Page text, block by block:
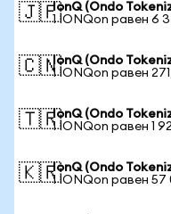
🇯🇵IonQ (Ondo
1 IONQon равен 6
🇨🇳IonQ (Ondo
1 IONQon равен
🇹🇷IonQ (Ondo
1 IONQon равен 1
🇰🇷IonQ (Ondo
1 IONQon равен 57